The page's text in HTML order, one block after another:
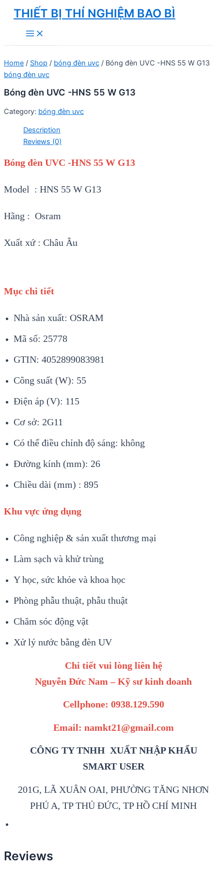
Skip
content
THIẾT BỊ THÍ NGHIỆM BAO BÌ
Main
Menu
Home / Shop / bóng đèn uvc / Bóng đèn UVC -HNS 55 W G13
bóng đèn uvc
Bóng đèn UVC -HNS 55 W G13
Category: bóng đèn uvc
Description
Reviews (0)
Bóng đèn UVC -HNS 55 W G13
Model : HNS 55 W G13
Hãng : Osram
Xuất xứ : Châu Âu
Mục chi tiết
Nhà sản xuất: OSRAM
Mã số: 25778
GTIN: 4052899083981
Công suất (W): 55
Điện áp (V): 115
Cơ sở: 2G11
Có thể điều chỉnh độ sáng: không
Đường kính (mm): 26
Chiều dài (mm) : 895
Khu vực ứng dụng
Công nghiệp & sản xuất thương mại
Làm sạch và khử trùng
Y học, sức khỏe và khoa học
Phòng phẫu thuật, phẫu thuật
Chăm sóc động vật
Xử lý nước bằng đèn UV
Chi tiết vui lòng liên hệ
Nguyễn Đức Nam – Kỹ sư kinh doanh
Cellphone: 0938.129.590
Email: namkt21@gmail.com
CÔNG TY TNHH XUẤT NHẬP KHẨU
SMART USER
201G, LÃ XUÂN OAI, PHƯỜNG TĂNG NHƠN
PHÚ A, TP THỦ ĐỨC, TP HỒ CHÍ MINH
Reviews